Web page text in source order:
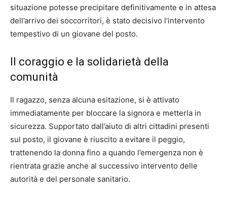
situazione potesse precipitare definitivamente e in attesa
dell’arrivo dei soccorritori, è stato decisivo l’intervento
tempestivo di un giovane del posto.
Il coraggio e la solidarietà della
comunità
Il ragazzo, senza alcuna esitazione, si è attivato
immediatamente per bloccare la signora e metterla in
sicurezza. Supportato dall’aiuto di altri cittadini presenti
sul posto, il giovane è riuscito a evitare il peggio,
trattenendo la donna fino a quando l’emergenza non è
rientrata grazie anche al successivo intervento delle
autorità e del personale sanitario.